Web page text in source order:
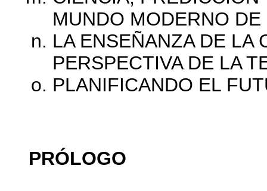
MUNDO MODERNO
LA ENSEÑANZA DE LA
PERSPECTIVA DE LA
PLANIFICANDO EL
PRÓLOGO